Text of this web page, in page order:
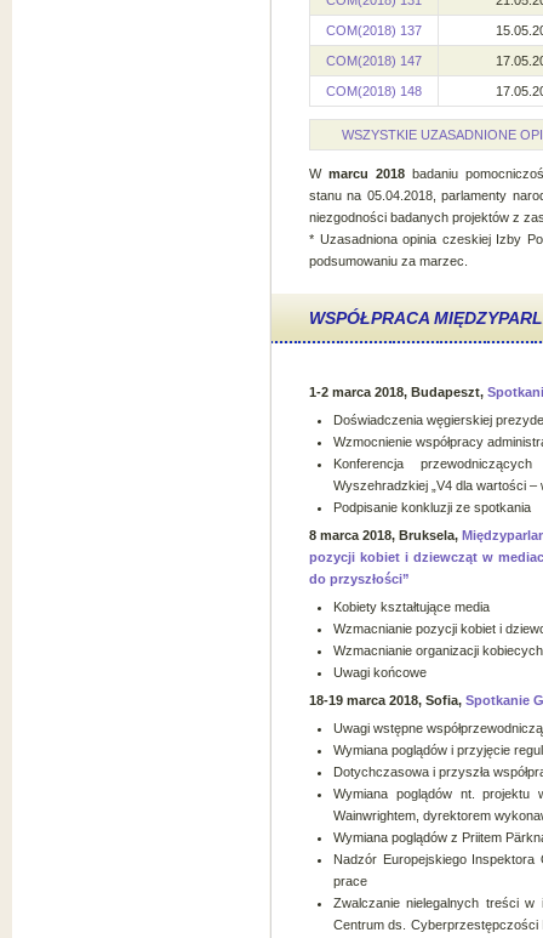
COM(2018) 137
COM(2018) 147
COM(2018) 148
WSZYSTKIE UZASADNIONE
W marcu 2018badaniu
stanu na 05.04.2018, parlamenty
niezgodności badanych projektów z
* Uzasadniona opinia czeskiej Izby
podsumowaniu za marzec.
WSPÓŁPRACA
1-2 marca 2018, Budapeszt,
Doświadczenia węgierskiej
Wzmocnienie współpracy
Konferencja
Wyszehradzkiej „V4 dla wartości –
Podpisanie konkluzji ze spotkania
8 marca 2018, Bruksela,
pozycji kobiet i dziewcząt w
do przyszłości”
Kobiety kształtujące media
Wzmacnianie pozycji kobiet i
Wzmacnianie organizacji
Uwagi końcowe
18-19 marca 2018, Sofia, Spotkanie
Uwagi wstępne
Wymiana poglądów i przyjęcie
Dotychczasowa i przyszła
Wymiana poglądów nt. projektu
Wainwrightem, dyrektorem
Wymiana poglądów z Priitem
Nadzór Europejskiego Inspektora
prace
Zwalczanie nielegalnych treści w
Centrum ds. Cyberprzestępczości